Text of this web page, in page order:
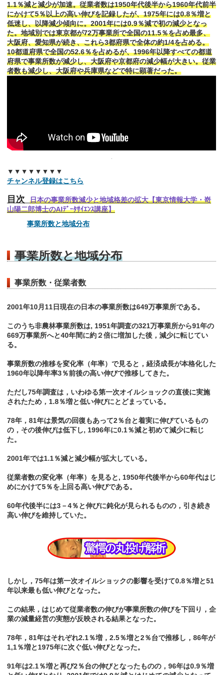
1.1％減と減少が加速。従業者数は1950年代後半から1960年代前半
にかけて5％以上の高い伸びを記録したが、1975年には0.8％増と
低迷し、以降減少傾向に。2001年には0.9％減で初の減少となっ
た。地域別では東京都が72万事業所で全国の11.5％を占め最多、
大阪府、愛知県が続き、これら3都府県で全体の約1/4を占める。
10都道府県で全国の52.6％を占めるが、1996年以降すべての都道
府県で事業所数が減少し、大阪府や京都府の減少幅が大きい。従業
者数も減少し、大阪府や兵庫県などで特に顕著だった。
▼▼▼▼▼▼▼▼
チャンネル登録はこちら
目次
日本の事業所数減少と地域格差の拡大【東京情報大学・嵜
山陽二郎博士のAIﾃﾞｰﾀｻｲｴﾝｽ講座】
事業所数と地域分布
事業所数と地域分布
事業所数・従業者数
2001年10月11日現在の日本の事業所数は649万事業所である。
このうち非農林事業所数は, 1951年調査の321万事業所から91年の
669万事業所へと40年間に約２倍に増加した後，減少に転じてい
る。
事業所数の推移を変化率（年率）で見ると，経済成長が本格化した
1960年以降年率3％前後の高い伸びで推移してきた。
ただし75年調査は，いわゆる第一次オイルショックの直後に実施
されたため，1.8％増と低い伸びにとどまっている。
78年，81年は景気の回復もあって2％台と着実に伸びているもの
の，その後伸びは低下し, 1996年に0.1％減と初めて減少に転じ
た。
2001年では1.1％減と減少幅が拡大している。
従業者数の変化率（年率）を見ると, 1950年代後半から60年代はじ
めにかけて5％を上回る高い伸びである。
60年代後半には3－4％と伸びに鈍化が見られるものの，引き続き
高い伸びを維持していた。
しかし，75年は第一次オイルショックの影響を受けて0.8％増と51
年以来最も低い伸びとなった。
この結果，はじめて従業者数の伸びが事業所数の伸びを下回り，企
業の減量経営の実態が反映される結果となった。
78年，81年はそれぞれ2.1％増，2.5％増と2％台で推移し，86年が
1,1％増と1975年に次ぐ低い伸びとなった。
91年は2.1％増と再び2％台の伸びとなったものの，96年は0.9％増